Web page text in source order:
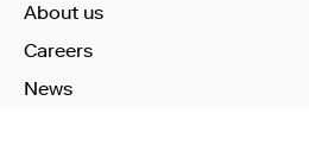
About us
Careers
News